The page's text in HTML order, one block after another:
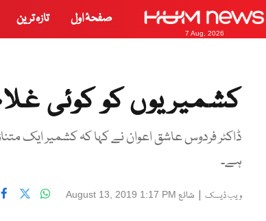
7 Aug, 2026
صفحۂ اول تازہ ترین
کشمیریوں کو کوئی
ڈاکٹر فردوس عاشق اعوان نے کہا کہ کشمیر ایک
ہے۔
ویب ڈیسک | شائع August 13, 2019 1:17 PM